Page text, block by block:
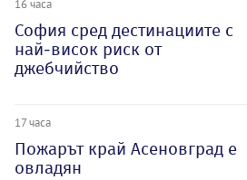
16 часа
София сред дестинациите с
най-висок риск от
джебчийство
17 часа
Пожарът край Асеновград е
овладян